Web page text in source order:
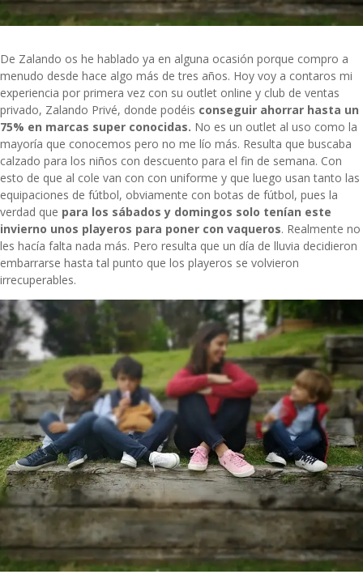
De Zalando os he hablado ya en alguna ocasión porque compro a
menudo desde hace algo más de tres años. Hoy voy a contaros mi
experiencia por primera vez con su outlet online y club de ventas
privado, Zalando Privé, donde podéis conseguir ahorrar hasta un
75% en marcas super conocidas. No es un outlet al uso como la
mayoría que conocemos pero no me lío más. Resulta que buscaba
calzado para los niños con descuento para el fin de semana. Con
esto de que al cole van con con uniforme y que luego usan tanto las
equipaciones de fútbol, obviamente con botas de fútbol, pues la
verdad que para los sábados y domingos solo tenían este
invierno unos playeros para poner con vaqueros. Realmente no
les hacía falta nada más. Pero resulta que un día de lluvia decidieron
embarrarse hasta tal punto que los playeros se volvieron
irrecuperables.